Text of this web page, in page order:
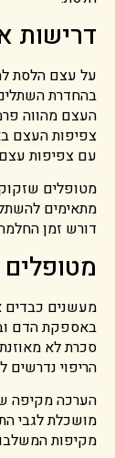
דרישות
על עצם הלסת
בהחדרת
העצם מהווה
עם צפיפות עצם
מטופלים
מתאימים
דורש זמן
מעשנים כבדים
באספקת הדם
סכרת לא
הריפוי נדרשים
הערכה מקיפה
מושכלת לגבי
מקיפות